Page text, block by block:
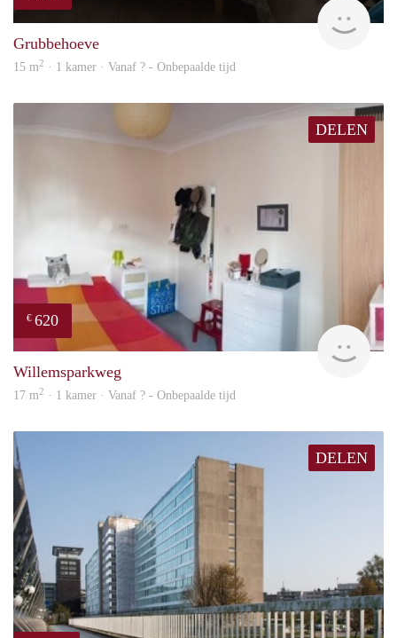
Grubbehoeve
15 m2 · 1 kamer · Vanaf ? - Onbepaalde tijd
DELEN
€ 620
Willemsparkweg
17 m2 · 1 kamer · Vanaf ? - Onbepaalde tijd
DELEN